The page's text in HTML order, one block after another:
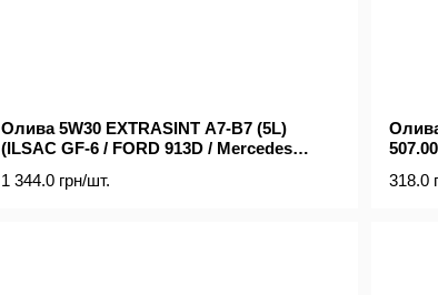
Олива 5W30 EXTRASINT A7-B7 (5L)
(ILSAC GF-6 / FORD 913D / Mercedes
1 344.0 грн/шт. 318.0